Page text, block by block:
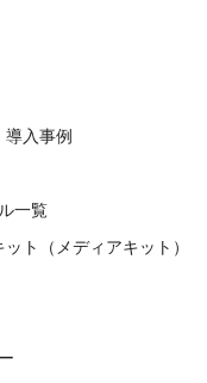
入事例
一覧
ト（メディアキット）